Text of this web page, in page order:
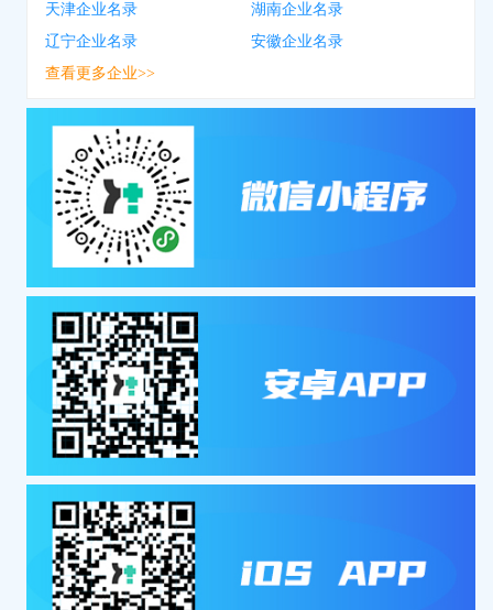
天津企业名录
湖南企业名录
辽宁企业名录
安徽企业名录
查看更多企业>>